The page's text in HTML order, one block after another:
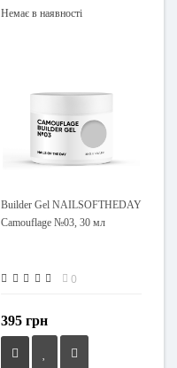
Немає в наявності
Builder Gel NAILSOFTHEDAY
Camouflage №03, 30 мл
0
395 грн